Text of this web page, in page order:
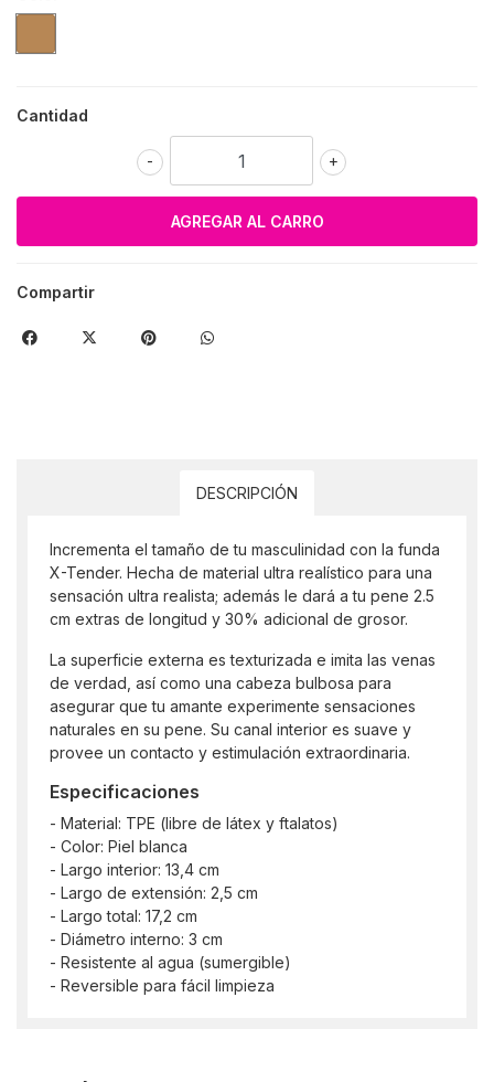
Cantidad
+
-
Compartir
DESCRIPCIÓN
Incrementa el tamaño de tu masculinidad con la funda
X-Tender. Hecha de material ultra realístico para una
sensación ultra realista; además le dará a tu pene 2.5
cm extras de longitud y 30% adicional de grosor.
La superficie externa es texturizada e imita las venas
de verdad, así como una cabeza bulbosa para
asegurar que tu amante experimente sensaciones
naturales en su pene. Su canal interior es suave y
provee un contacto y estimulación extraordinaria.
Especificaciones
- Material: TPE (libre de látex y ftalatos)
- Color: Piel blanca
- Largo interior: 13,4 cm
- Largo de extensión: 2,5 cm
- Largo total: 17,2 cm
- Diámetro interno: 3 cm
- Resistente al agua (sumergible)
- Reversible para fácil limpieza